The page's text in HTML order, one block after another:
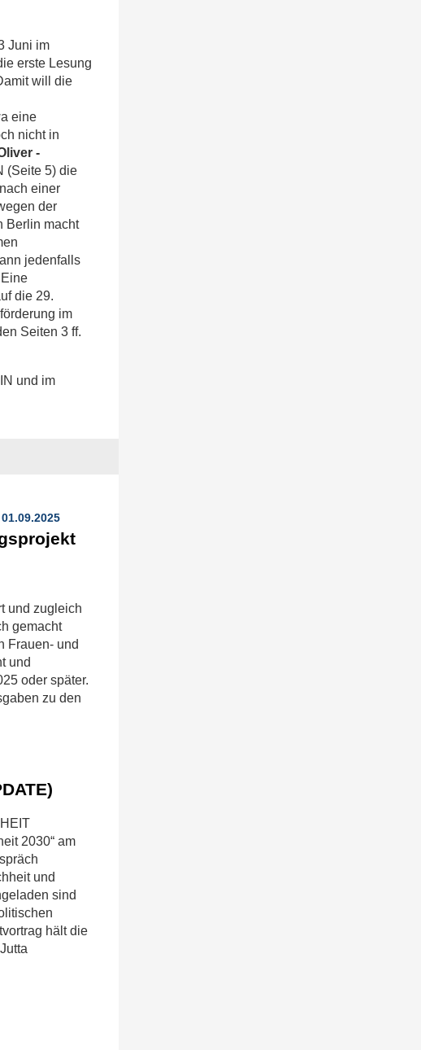
Juni im
erste Lesung
will die
eine
nicht in
(Seite 5) die
einer
der
Berlin macht
jedenfalls
die 29.
im
Seiten 3 ff.
und im
und zugleich
gemacht
Frauen- und
und
oder später.
zu den
2030“ am
und
sind
hält die